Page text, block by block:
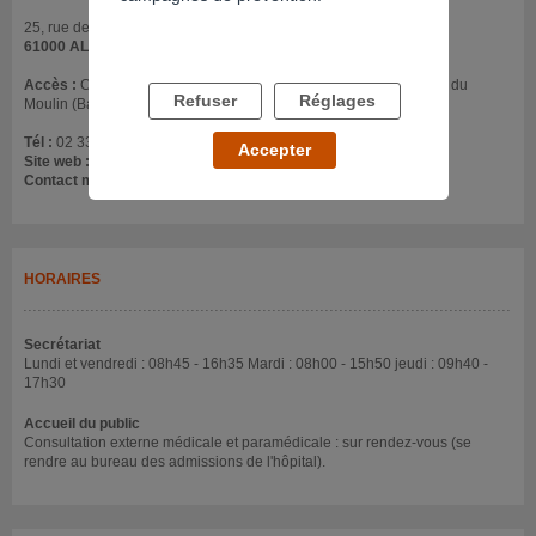
25, rue de Fresnay CHIC Alençon Mamers
61000 ALENCON
Accès : Consultations externes : ELSA - 2ème étage du Batiment du
Moulin (Batiment Q)
Tél : 02 33 32 31 32
Site web :
Contact mail :
HORAIRES
Secrétariat
Lundi et vendredi : 08h45 - 16h35 Mardi : 08h00 - 15h50 jeudi : 09h40 -
17h30
Accueil du public
Consultation externe médicale et paramédicale : sur rendez-vous (se
rendre au bureau des admissions de l'hôpital).
Refuser Réglages
Accepter